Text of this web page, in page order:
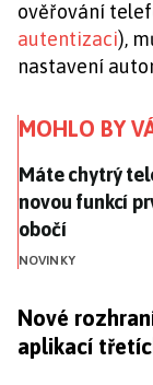
ověřování
autentizaci),
nastavení
MOHLO BY
Máte chytrý
Máte chytrý
novou funkcí
obočí
NOVINKY
Nové
aplikací